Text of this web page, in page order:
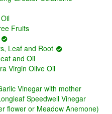
Fruits
Leaf and Root
and Oil
Virgin Olive Oil
Vinegar with mother
Speedwell Vinegar
flower or Meadow Anemone)